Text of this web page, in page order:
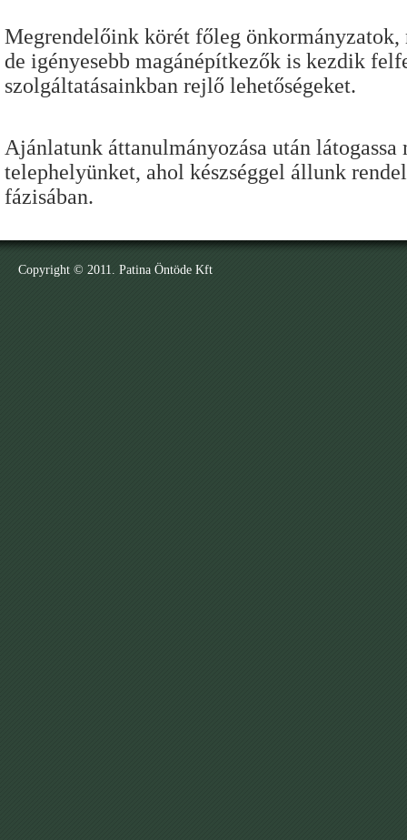
Megrendelőink körét főleg
de igényesebb magánépítkezők is kezdik
szolgáltatásainkban rejlő lehetőségeket.
Ajánlatunk áttanulmányozása után látogassa
telephelyünket, ahol készséggel állunk
fázisában.
Copyright © 2011. Patina Öntöde Kft